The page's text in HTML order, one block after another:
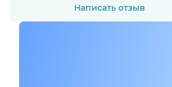
Написать отзыв